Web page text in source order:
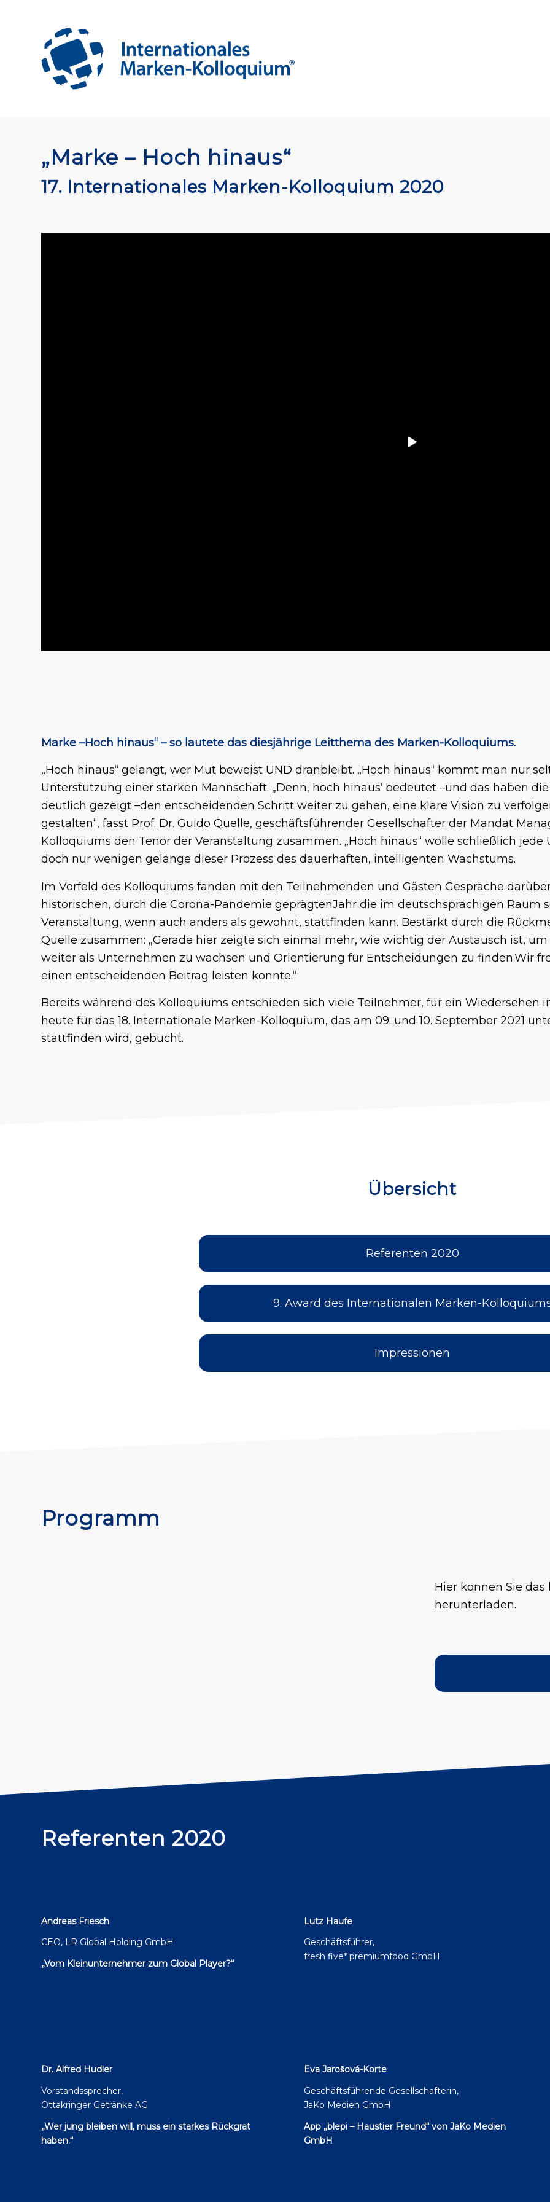
„Marke – Hoch hinaus“
17. Internationales Marken-Kolloquium 2020
Marke –Hoch hinaus“ – so lautete das diesjährige Leitthema des Marken-Kolloquiums.
„Hoch hinaus“ gelangt, wer Mut beweist UND dranbleibt. „Hoch hinaus“ kommt man nur
Unterstützung einer starken Mannschaft. „Denn, hoch hinaus‘ bedeutet –und das haben
deutlich gezeigt –den entscheidenden Schritt weiter zu gehen, eine klare Vision zu
gestalten“, fasst Prof. Dr. Guido Quelle, geschäftsführender Gesellschafter der Mandat
Kolloquiums den Tenor der Veranstaltung zusammen. „Hoch hinaus“ wolle schließlich
doch nur wenigen gelänge dieser Prozess des dauerhaften, intelligenten Wachstums.
Im Vorfeld des Kolloquiums fanden mit den Teilnehmenden und Gästen Gespräche
historischen, durch die Corona-Pandemie geprägtenJahr die im deutschsprachigen Raum
Veranstaltung, wenn auch anders als gewohnt, stattfinden kann. Bestärkt durch die
Quelle zusammen: „Gerade hier zeigte sich einmal mehr, wie wichtig der Austausch ist,
weiter als Unternehmen zu wachsen und Orientierung für Entscheidungen zu finden.Wir
einen entscheidenden Beitrag leisten konnte.“
Bereits während des Kolloquiums entschieden sich viele Teilnehmer, für ein Wiedersehen
heute für das 18. Internationale Marken-Kolloquium, das am 09. und 10. September 2021
stattfinden wird, gebucht.
Übersicht
Referenten 2020
9. Award des Internationalen Marken-
Impressionen
Programm
Hier können Sie
herunterladen.
Referenten 2020
Andreas Friesch
CEO, LR Global Holding GmbH
„Vom Kleinunternehmer zum Global Player?“
Lutz Haufe
Geschäftsführer,
fresh five* premiumfood GmbH
Dr. Alfred Hudler
Vorstandssprecher,
Ottakringer Getränke AG
„Wer jung bleiben will, muss ein starkes Rückgrat
haben.“
Eva Jarošová-Korte
Geschäftsführende Gesellschafterin,
JaKo Medien GmbH
App „blepi – Haustier Freund“ von JaKo Medien
GmbH